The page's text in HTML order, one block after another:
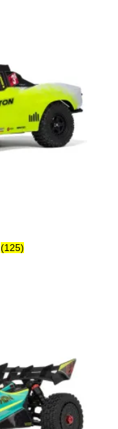
(125)